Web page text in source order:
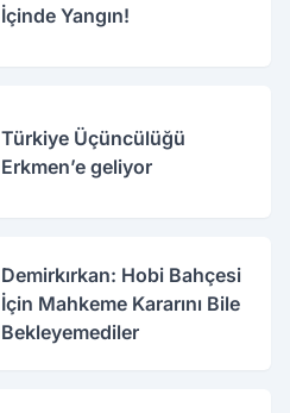
İçinde Yangın!
Türkiye Üçüncülüğü
Erkmen’e geliyor
Demirkırkan: Hobi Bahçesi
İçin Mahkeme Kararını Bile
Bekleyemediler